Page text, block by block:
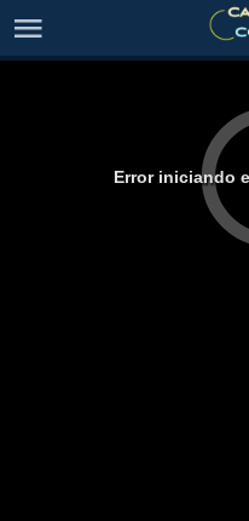
Error iniciando